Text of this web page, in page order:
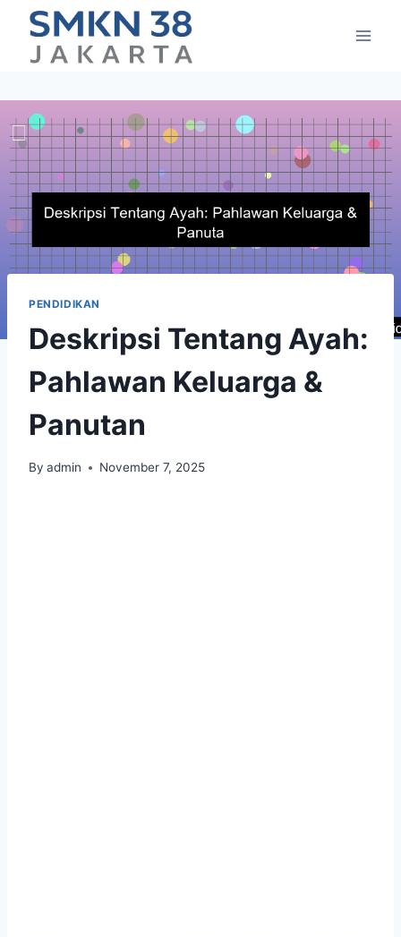
content
PENDIDIKAN
Deskripsi Tentang Ayah:
Pahlawan Keluarga &
Panutan
By admin November 7, 2025